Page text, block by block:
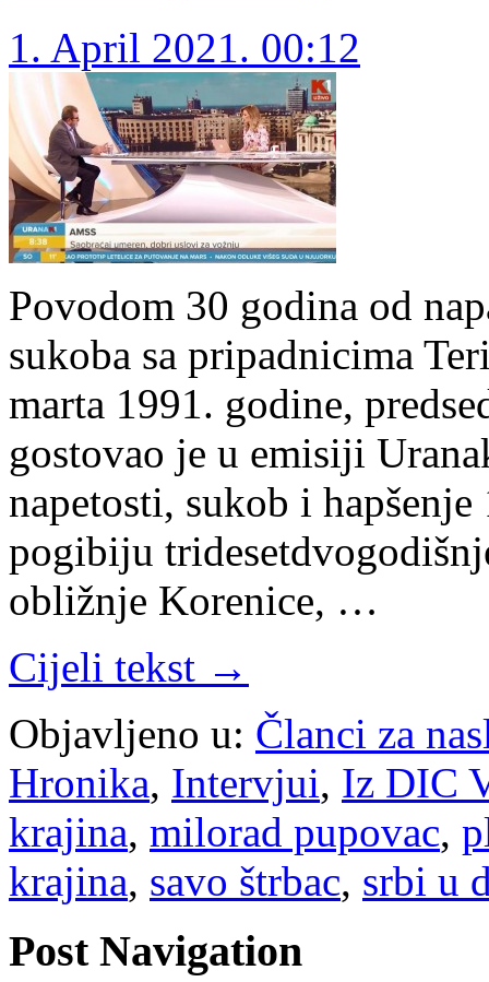
1. April 2021. 00:12
Povodom 30 godina od
sukoba sa pripadnicima
marta 1991. godine,
gostovao je u emisiji
napetosti, sukob i
pogibiju
obližnje Korenice, …
Cijeli tekst →
Objavljeno u: Članci za
Hronika, Intervjui, Iz DIC
krajina, milorad pupovac,
krajina, savo štrbac, srbi u
Post Navigation